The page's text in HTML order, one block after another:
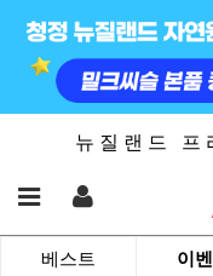
뉴 질 랜 드 프
베스트 이